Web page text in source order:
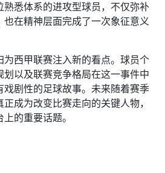
熟悉体系的进攻型球员，不仅弥补
也在精神层面完成了一次象征意义
为西甲联赛注入新的看点。球员个
划以及联赛竞争格局在这一事件中
戏剧性的足球故事。未来随着赛季
成为改变比赛走向的关键人物，
的重要话题。